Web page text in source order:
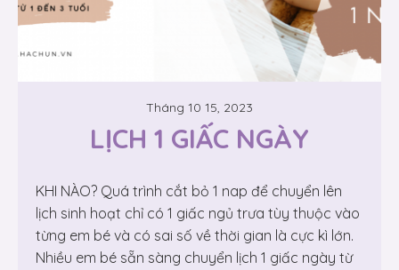
Tháng 10 15, 2023
LỊCH 1 GIẤC NGÀY
KHI NÀO? Quá trình cắt bỏ 1 nap để chuyển lên
lịch sinh hoạt chỉ có 1 giấc ngủ trưa tùy thuộc vào
từng em bé và có sai số về thời gian là cực kì lớn.
Nhiều em bé sẵn sàng chuyển lịch 1 giấc ngày từ